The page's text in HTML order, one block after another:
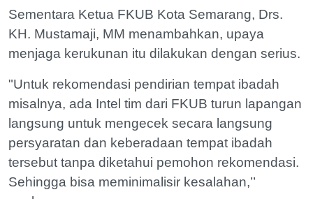
Sementara Ketua FKUB Kota Semarang, Drs.
KH. Mustamaji, MM menambahkan, upaya
menjaga kerukunan itu dilakukan dengan serius.
"Untuk rekomendasi pendirian tempat ibadah
misalnya, ada Intel tim dari FKUB turun lapangan
langsung untuk mengecek secara langsung
persyaratan dan keberadaan tempat ibadah
tersebut tanpa diketahui pemohon rekomendasi.
Sehingga bisa meminimalisir kesalahan,’’